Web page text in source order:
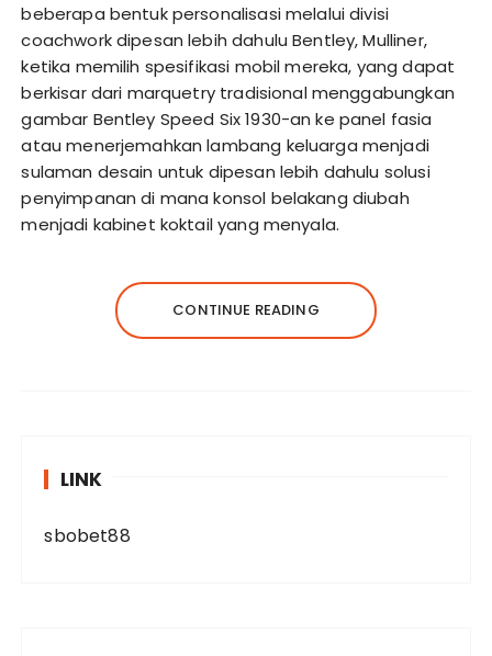
beberapa bentuk personalisasi melalui divisi
coachwork dipesan lebih dahulu Bentley, Mulliner,
ketika memilih spesifikasi mobil mereka, yang dapat
berkisar dari marquetry tradisional menggabungkan
gambar Bentley Speed ​​Six 1930-an ke panel fasia
atau menerjemahkan lambang keluarga menjadi
sulaman desain untuk dipesan lebih dahulu solusi
penyimpanan di mana konsol belakang diubah
menjadi kabinet koktail yang menyala.
CONTINUE READING
LINK
sbobet88